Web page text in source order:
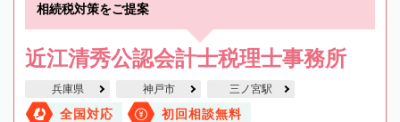
相続税対策をご提案
近江清秀公認会計士税理士事務所
兵庫県 神戸市 三ノ宮駅
全国対応 初回相談無料